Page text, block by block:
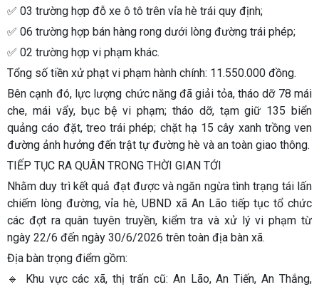
✅ 03 trường hợp đỗ xe ô tô trên vỉa hè trái quy định;
✅ 06 trường hợp bán hàng rong dưới lòng đường trái phép;
✅ 02 trường hợp vi phạm khác.
Tổng số tiền xử phạt vi phạm hành chính: 11.550.000 đồng.
Bên cạnh đó, lực lượng chức năng đã giải tỏa, tháo dỡ 78 mái
che, mái vẩy, bục bệ vi phạm; tháo dỡ, tạm giữ 135 biển
quảng cáo đặt, treo trái phép; chặt hạ 15 cây xanh trồng ven
đường ảnh hưởng đến trật tự đường hè và an toàn giao thông.
TIẾP TỤC RA QUÂN TRONG THỜI GIAN TỚI
Nhằm duy trì kết quả đạt được và ngăn ngừa tình trạng tái lấn
chiếm lòng đường, vỉa hè, UBND xã An Lão tiếp tục tổ chức
các đợt ra quân tuyên truyền, kiểm tra và xử lý vi phạm từ
ngày 22/6 đến ngày 30/6/2026 trên toàn địa bàn xã.
Địa bàn trọng điểm gồm:
🔹 Khu vực các xã, thị trấn cũ: An Lão, An Tiến, An Thắng,